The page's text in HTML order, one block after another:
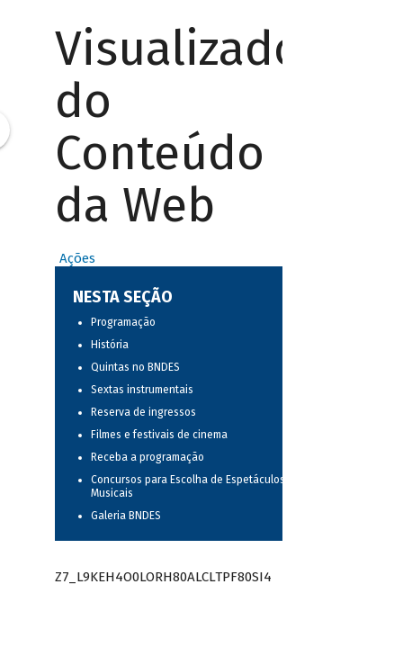
Visualizador
do
Conteúdo
da Web
Ações
NESTA SEÇÃO
Programação
História
Quintas no BNDES
Sextas instrumentais
Reserva de ingressos
Filmes e festivais de cinema
Receba a programação
Concursos para Escolha de Espetáculos
Musicais
Galeria BNDES
Z7_L9KEH4O0LORH80ALCLTPF80SI4